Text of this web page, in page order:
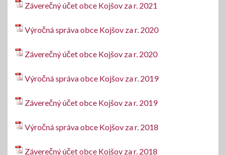
Záverečný účet obce Kojšov za r. 2021
Výročná správa obce Kojšov za r. 2020
Záverečný účet obce Kojšov za r. 2020
Výročná správa obce Kojšov za r. 2019
Záverečný účet obce Kojšov za r. 2019
Výročná správa obce Kojšov za r. 2018
Záverečný účet obce Kojšov za r. 2018